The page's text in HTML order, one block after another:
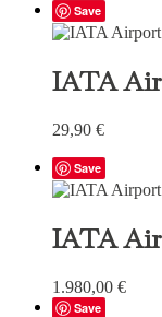
Save
IATA
29,90 €
Save
IATA
1.980,00 €
Save